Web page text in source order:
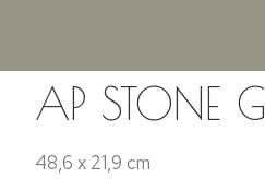
AP STONE G
48,6 x 21,9 cm